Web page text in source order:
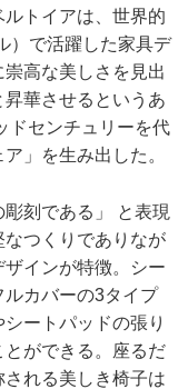
トイアは、世界的
）で活躍した家具デ
高な美しさを見出
華させるというあ
ドセンチュリーを代
」を生み出した。
刻である」 と表現
なつくりでありなが
インが特徴。シー
ルカバーの3タイプ
ートパッドの張り
ができる。座るだ
れる美しき椅子は